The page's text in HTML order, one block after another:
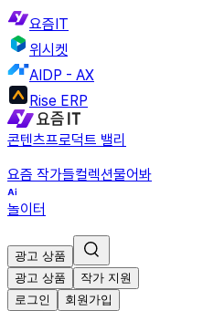
요즘IT
위시켓
AIDP - AX
Rise ERP
콘텐츠프로덕트 밸리
요즘 작가들컬렉션물어봐
놀이터
광고 상품
광고 상품
작가 지원
로그인
회원가입